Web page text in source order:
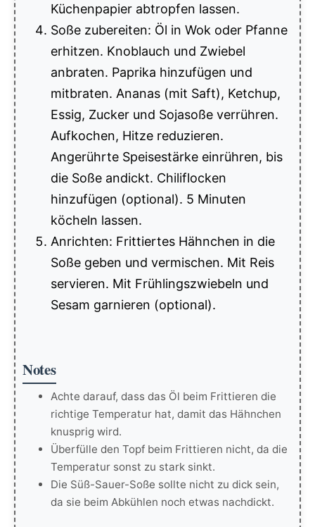
Küchenpapier abtropfen lassen.
Soße zubereiten: Öl in Wok oder Pfanne
erhitzen. Knoblauch und Zwiebel
anbraten. Paprika hinzufügen und
mitbraten. Ananas (mit Saft), Ketchup,
Essig, Zucker und Sojasoße verrühren.
Aufkochen, Hitze reduzieren.
Angerührte Speisestärke einrühren, bis
die Soße andickt. Chiliflocken
hinzufügen (optional). 5 Minuten
köcheln lassen.
Anrichten: Frittiertes Hähnchen in die
Soße geben und vermischen. Mit Reis
servieren. Mit Frühlingszwiebeln und
Sesam garnieren (optional).
Notes
Achte darauf, dass das Öl beim Frittieren die
richtige Temperatur hat, damit das Hähnchen
knusprig wird.
Überfülle den Topf beim Frittieren nicht, da die
Temperatur sonst zu stark sinkt.
Die Süß-Sauer-Soße sollte nicht zu dick sein,
da sie beim Abkühlen noch etwas nachdickt.